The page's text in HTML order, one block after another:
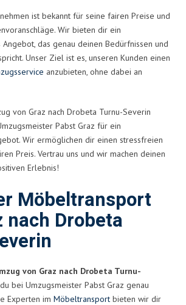
ist bekannt für seine fairen Preise und
Wir bieten dir ein
das genau deinen Bedürfnissen und
Unser Ziel ist es, unseren Kunden einen
anzubieten, ohne dabei an
von Graz nach Drobeta Turnu-Severin
Pabst Graz für ein
Wir ermöglichen dir einen stressfreien
Preis. Vertrau uns und wir machen deinen
Erlebnis!
Möbeltransport
nach Drobeta
von Graz nach Drobeta Turnu-
bei Umzugsmeister Pabst Graz genau
Experten im Möbeltransport bieten wir dir